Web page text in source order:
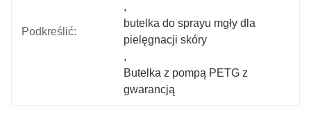
Podkreślić:
,
butelka do sprayu mgły dla
pielęgnacji skóry
,
Butelka z pompą PETG z
gwarancją